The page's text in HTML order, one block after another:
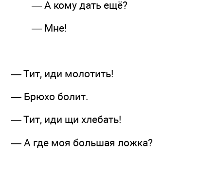
— А кому дать ещё?
— Мне!
— Тит, иди молотить!
— Брюхо болит.
— Тит, иди щи хлебать!
— А где моя большая ложка?